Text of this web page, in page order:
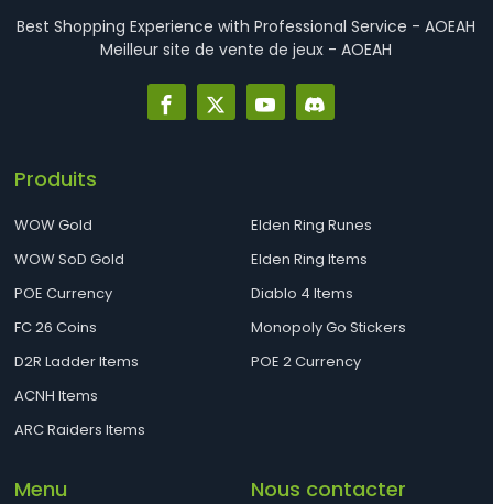
Maelstrom-Alliance Maelstrom-Horde
Magtheridon-Alliance Magtheridon-Horde
Mal'Ganis-Alliance
Malfurion-Alliance Malfurion-Horde
Malorne-Alliance Malorne-Horde
Malygos-Alliance
Medivh-Alliance
Misha-Alliance
Mok'Nathal-Alliance Mok'Nathal-Horde
Best Shopping Experience with Professional Service - AOEAH
Meilleur site de vente de jeux - AOEAH
Produits
WOW Gold
WOW SoD Gold
POE Currency
FC 26 Coins
D2R Ladder Items
ACNH Items
ARC Raiders Items
Elden Ring Runes
Elden Ring Items
Diablo 4 Items
Monopoly Go Stickers
POE 2 Currency
Menu Nous contacter